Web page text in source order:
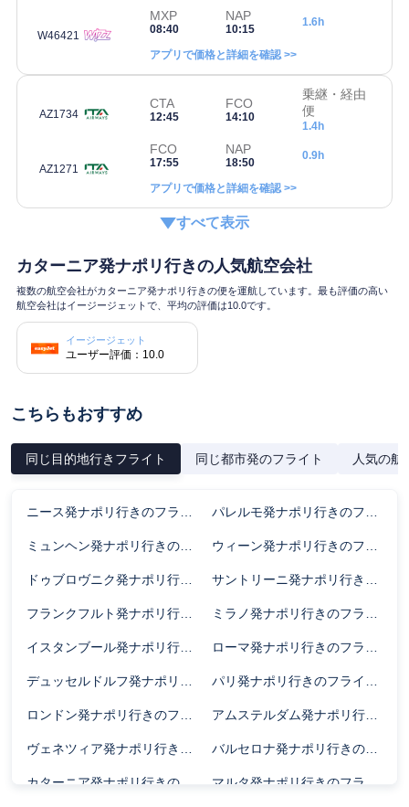
W46421
MXP
08:40
NAP
10:15
1.6h
アプリで価格と詳細を確認 >>
AZ1734
CTA
12:45
FCO
14:10
乗継・経由
便
1.4h
AZ1271
FCO
17:55
NAP
18:50
0.9h
アプリで価格と詳細を確認 >>
すべて表示
カターニア発ナポリ行きの人気航空会社
複数の航空会社がカターニア発ナポリ行きの便を運航しています。最も評価の高い
航空会社はイージージェットで、平均の評価は10.0です。
イージージェット
ユーザー評価：10.0
こちらもおすすめ
同じ目的地行きフライト 同じ都市発のフライト 人気の航